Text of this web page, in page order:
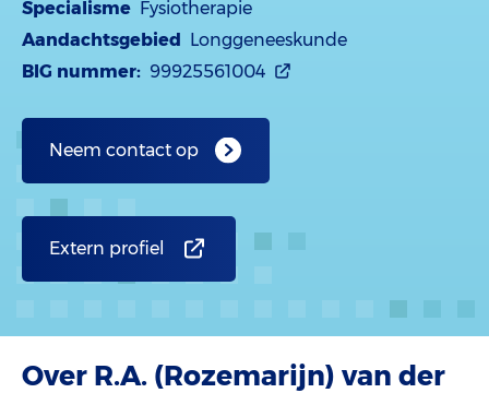
Specialisme Fysiotherapie
Aandachtsgebied Longgeneeskunde
BIG nummer: 99925561004
Neem contact op
Extern profiel
Over R.A. (Rozemarijn) van der